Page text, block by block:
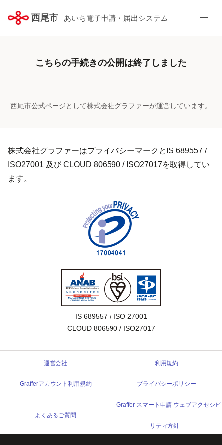
西尾市 あいち電子申請・届出システム
こちらの手続きの公開は終了しました
西尾市公式ページとして株式会社グラファーが運営しています。
株式会社グラファーはプライバシーマークとIS 689557 /
ISO27001 及び CLOUD 806590 / ISO27017を取得してい
ます。
IS 689557 / ISO 27001
CLOUD 806590 / ISO27017
運営会社 利用規約
Grafferアカウント利用規約 プライバシーポリシー
よくあるご質問
Graffer スマート申請 ウェブアクセシビ
リティ方針